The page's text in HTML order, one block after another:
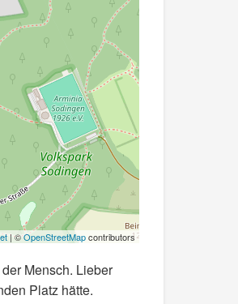
| ©OpenStreetMapcontributors
Mensch. Lieber
Platz hätte.